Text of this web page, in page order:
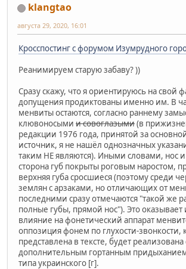
klangtao
августа 29, 2020, 16:01
Кросспостинг с форумом Изумрудного
Реанимируем старую забаву? ))
Сразу скажу, что я ориентируюсь на свой
допущения продиктованы именно им. В
менвиты остаются, согласно раннему
клювоносыми и совоглазыми(в
редакции 1976 года, принятой за
источник, я не нашёл однозначных
таким НЕ являются). Иными словами, нос
сторона губ покрыты роговым наростом,
верхняя губа сросшиеся (поэтому среди
землян с арзаками, но отличающих от
последними сразу отмечаются "такой же
полные губы, прямой нос"). Это оказывает
влияние на фонетический аппарат
оппозиция фонем по глухости-звонкости,
представлена в тексте, будет реализована
дополнительным гортанным
типа украинского [г].